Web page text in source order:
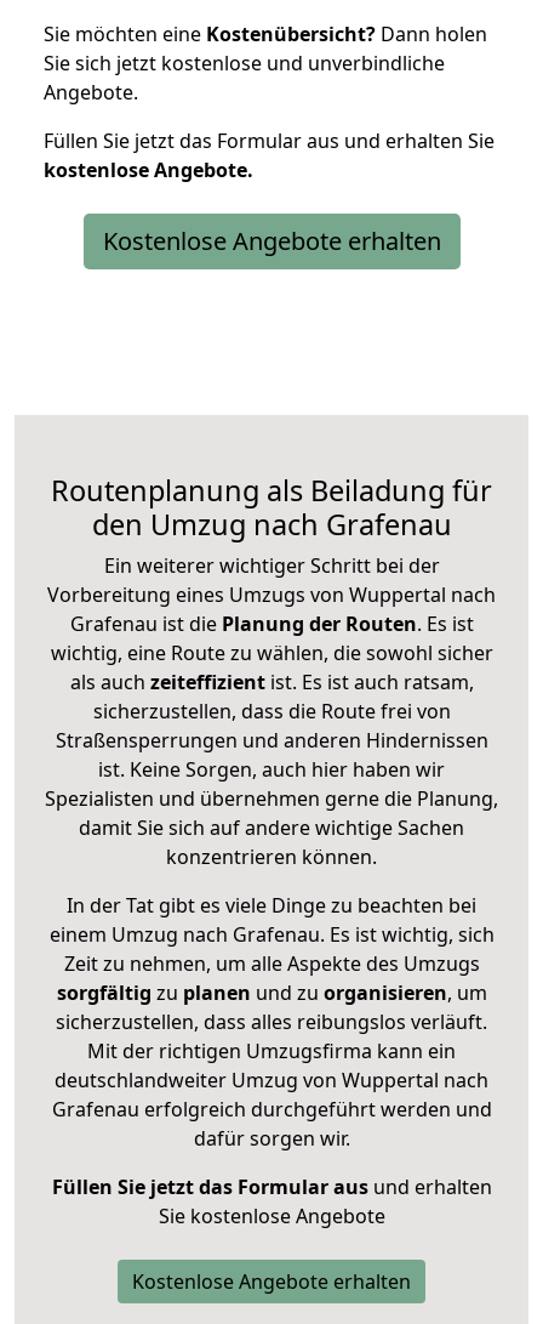
Sie möchten eine Kostenübersicht? Dann holen
Sie sich jetzt kostenlose und unverbindliche
Angebote.
Füllen Sie jetzt das Formular aus und erhalten Sie
kostenloseAngebote.
Kostenlose Angebote erhalten
Routenplanung als Beiladung für
den Umzug nach Grafenau
Ein weiterer wichtiger Schritt bei der
Vorbereitung eines Umzugs von Wuppertal nach
Grafenau ist diePlanung der Routen. Es ist
wichtig, eine Route zu wählen, die sowohl sicher
als auch zeiteffizientist. Es ist auch ratsam,
sicherzustellen, dass die Route frei von
Straßensperrungen und anderen Hindernissen
ist. Keine Sorgen, auch hier haben wir
Spezialisten und übernehmen gerne die Planung,
damit Sie sich auf andere wichtige Sachen
konzentrieren können.
In der Tat gibt es viele Dinge zu beachten bei
einem Umzug nach Grafenau. Es ist wichtig, sich
Zeit zu nehmen, um alle Aspekte des Umzugs
sorgfältig zu planen und zu organisieren, um
sicherzustellen, dass alles reibungslos verläuft.
Mit der richtigen Umzugsfirma kann ein
deutschlandweiter Umzug von Wuppertal nach
Grafenau erfolgreich durchgeführt werden und
dafür sorgen wir.
Füllen Sie jetzt das Formular ausund erhalten
Sie kostenlose Angebote
Kostenlose Angebote erhalten